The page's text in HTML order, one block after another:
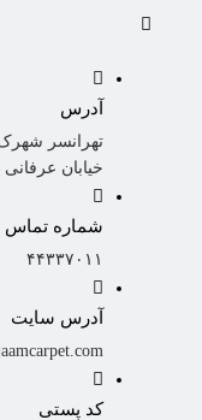
آدرس
تهرانسر
خیابان عرفانی
شماره تماس
۴۴۳۳۷۰۱۱
آدرس سایت
کد پستی